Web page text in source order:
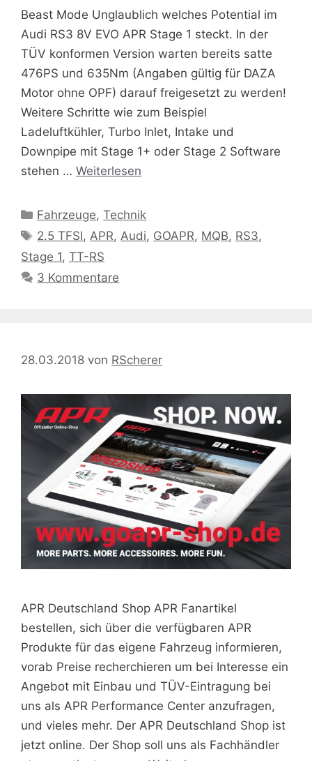
Beast Mode Unglaublich welches Potential im
Audi RS3 8V EVO APR Stage 1 steckt. In der
TÜV konformen Version warten bereits satte
476PS und 635Nm (Angaben gültig für DAZA
Motor ohne OPF) darauf freigesetzt zu werden!
Weitere Schritte wie zum Beispiel
Ladeluftkühler, Turbo Inlet, Intake und
Downpipe mit Stage 1+ oder Stage 2 Software
stehen … Weiterlesen
Kategorien
Fahrzeuge,Technik
Schlagwörter
2.5 TFSI, APR, Audi, GOAPR, MQB, RS3,
Stage 1, TT-RS
3 Kommentare
28.03.2018 von RScherer
APR Deutschland Shop APR Fanartikel
bestellen, sich über die verfügbaren APR
Produkte für das eigene Fahrzeug informieren,
vorab Preise recherchieren um bei Interesse ein
Angebot mit Einbau und TÜV-Eintragung bei
uns als APR Performance Center anzufragen,
und vieles mehr. Der APR Deutschland Shop ist
jetzt online. Der Shop soll uns als Fachhändler